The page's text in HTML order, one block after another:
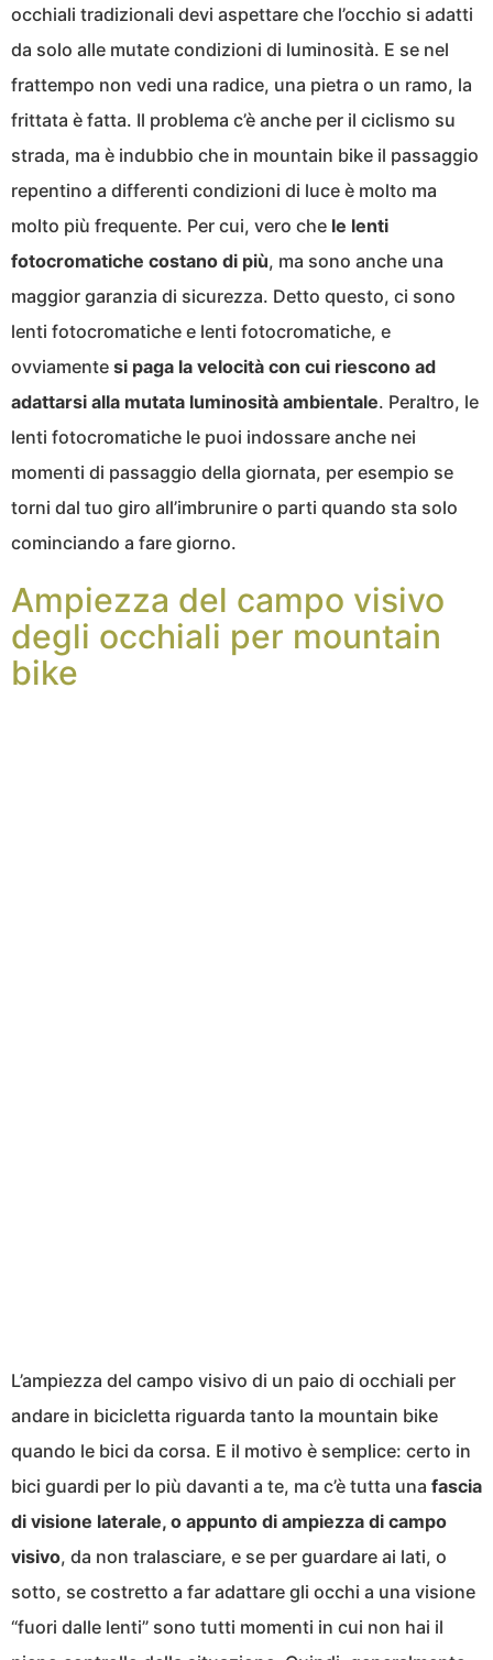
occhiali tradizionali devi aspettare che l’occhio si adatti
da solo alle mutate condizioni di luminosità. E se nel
frattempo non vedi una radice, una pietra o un ramo, la
frittata è fatta. Il problema c’è anche per il ciclismo su
strada, ma è indubbio che in mountain bike il passaggio
repentino a differenti condizioni di luce è molto ma
molto più frequente. Per cui, vero che le lenti
fotocromatiche costano di più, ma sono anche una
maggior garanzia di sicurezza. Detto questo, ci sono
lenti fotocromatiche e lenti fotocromatiche, e
ovviamente si paga la velocità con cui riescono ad
adattarsi alla mutata luminosità ambientale. Peraltro, le
lenti fotocromatiche le puoi indossare anche nei
momenti di passaggio della giornata, per esempio se
torni dal tuo giro all’imbrunire o parti quando sta solo
cominciando a fare giorno.
Ampiezza del campo visivo
degli occhiali per mountain
bike
L’ampiezza del campo visivo di un paio di occhiali per
andare in bicicletta riguarda tanto la mountain bike
quando le bici da corsa. E il motivo è semplice: certo in
bici guardi per lo più davanti a te, ma c’è tutta una fascia
di visione laterale, o appunto di ampiezza di campo
visivo, da non tralasciare, e se per guardare ai lati, o
sotto, se costretto a far adattare gli occhi a una visione
“fuori dalle lenti” sono tutti momenti in cui non hai il